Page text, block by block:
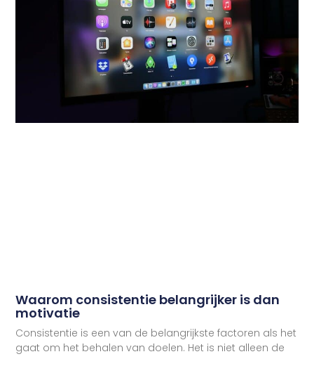
Waarom consistentie belangrijker is dan
motivatie
Consistentie is een van de belangrijkste factoren als het
gaat om het behalen van doelen. Het is niet alleen de